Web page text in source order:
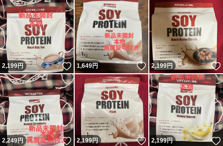
2,199円 いいね！
1,649円 いいね！
2,199円
2,249円 いいね！
2,199円 いいね！
2,199円